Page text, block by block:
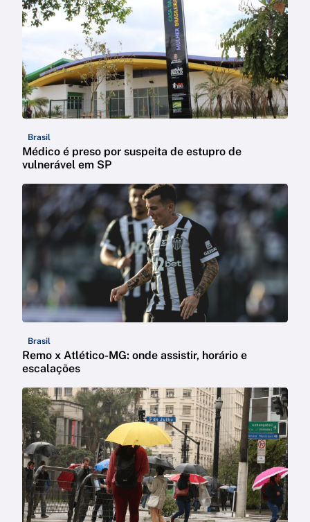
Brasil
Médico é preso por suspeita de estupro de
vulnerável em SP
Brasil
Remo x Atlético-MG: onde assistir, horário e
escalações